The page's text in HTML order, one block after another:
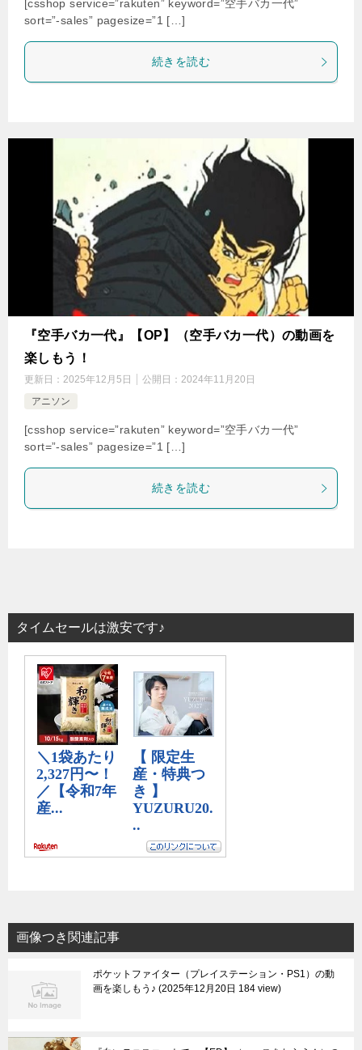
[csshop service=”rakuten” keyword=”空手バカ一代”
sort=”-sales” pagesize=”1 […]
続きを読む
『空手バカ一代』【OP】（空手バカ一代）の動画を
楽しもう！
更新日： 2025年12月5日 公開日： 2024年11月20日
アニソン
[csshop service=”rakuten” keyword=”空手バカ一代”
sort=”-sales” pagesize=”1 […]
続きを読む
タイムセールは激安です♪
画像つき関連記事
ポケットファイター（プレイステーション・PS1）の動
画を楽しもう♪ 2025年12月20日 184 view